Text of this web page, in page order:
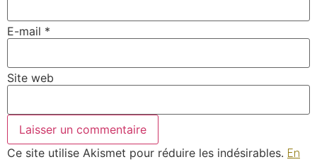
E-mail *
Site web
Ce site utilise Akismet pour réduire les indésirables. En